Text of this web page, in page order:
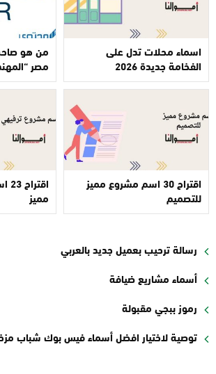
اسماء محلات تدل على
الفخامة جديدة 2026
من هو
مصر
اقتراح 30 اسم مشروع مميز
للتصميم مميز
رسالة ترحيب بعميل جديد بالعربي
أسماء مشاريع ضيافة
رموز ببجي مقبولة
توصية لاختيار افضل أسماء فيس بوك شباب